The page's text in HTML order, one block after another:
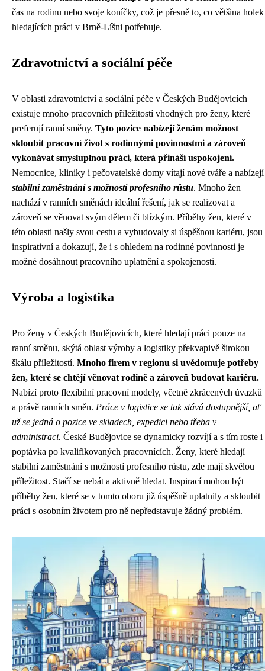
čas na rodinu nebo svoje koníčky, což je přesně to, co většina holek
hledajících práci v Brně-Líšni potřebuje.
Zdravotnictví a sociální péče
V oblasti zdravotnictví a sociální péče v Českých Budějovicích
existuje mnoho pracovních příležitostí vhodných pro ženy, které
preferují ranní směny. Tyto pozice nabízejí ženám možnost
skloubit pracovní život s rodinnými povinnostmi a zároveň
vykonávat smysluplnou práci, která přináší uspokojení.
Nemocnice, kliniky i pečovatelské domy vítají nové tváře a nabízejí
stabilní zaměstnání s možností profesního růstu. Mnoho žen
nachází v ranních směnách ideální řešení, jak se realizovat a
zároveň se věnovat svým dětem či blízkým. Příběhy žen, které v
této oblasti našly svou cestu a vybudovaly si úspěšnou kariéru, jsou
inspirativní a dokazují, že i s ohledem na rodinné povinnosti je
možné dosáhnout pracovního uplatnění a spokojenosti.
Výroba a logistika
Pro ženy v Českých Budějovicích, které hledají práci pouze na
ranní směnu, skýtá oblast výroby a logistiky překvapivě širokou
škálu příležitostí. Mnoho firem v regionu si uvědomuje potřeby
žen, které se chtějí věnovat rodině a zároveň budovat kariéru.
Nabízí proto flexibilní pracovní modely, včetně zkrácených úvazků
a právě ranních směn. Práce v logistice se tak stává dostupnější, ať
už se jedná o pozice ve skladech, expedici nebo třeba v
administraci. České Budějovice se dynamicky rozvíjí a s tím roste i
poptávka po kvalifikovaných pracovnících. Ženy, které hledají
stabilní zaměstnání s možností profesního růstu, zde mají skvělou
příležitost. Stačí se nebát a aktivně hledat. Inspirací mohou být
příběhy žen, které se v tomto oboru již úspěšně uplatnily a skloubit
práci s osobním životem pro ně nepředstavuje žádný problém.